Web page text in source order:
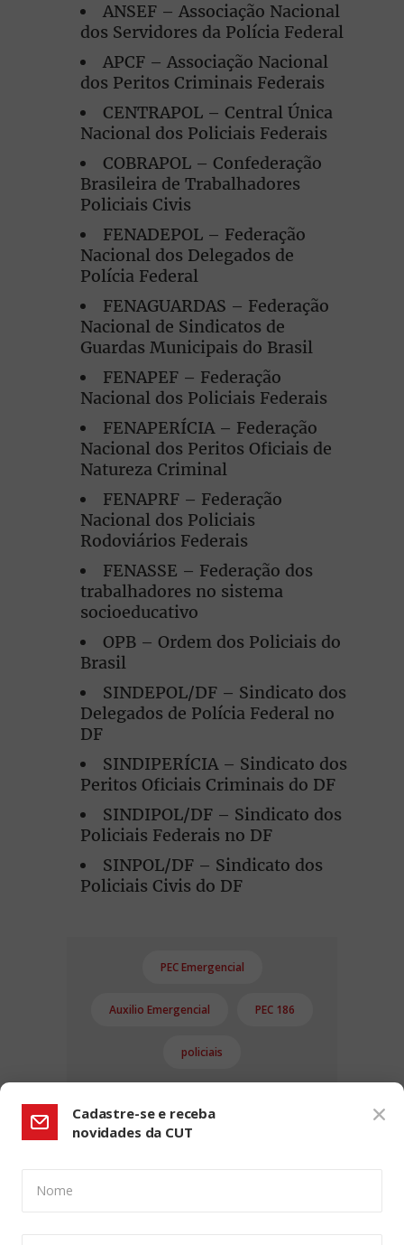
ANSEF – Associação Nacional
dos Servidores da Polícia Federal
APCF – Associação Nacional
dos Peritos Criminais Federais
CENTRAPOL – Central Única
Nacional dos Policiais Federais
COBRAPOL – Confederação
Brasileira de Trabalhadores
Policiais Civis
FENADEPOL – Federação
Nacional dos Delegados de
Polícia Federal
FENAGUARDAS – Federação
Nacional de Sindicatos de
Guardas Municipais do Brasil
FENAPEF – Federação
Nacional dos Policiais Federais
FENAPERÍCIA – Federação
Nacional dos Peritos Oficiais de
Natureza Criminal
FENAPRF – Federação
Nacional dos Policiais
Rodoviários Federais
FENASSE – Federação dos
trabalhadores no sistema
socioeducativo
OPB – Ordem dos Policiais do
Brasil
SINDEPOL/DF – Sindicato dos
Delegados de Polícia Federal no
DF
SINDIPERÍCIA – Sindicato dos
Peritos Oficiais Criminais do DF
SINDIPOL/DF – Sindicato dos
Policiais Federais no DF
SINPOL/DF – Sindicato dos
Policiais Civis do DF
PEC Emergencial
Auxilio Emergencial PEC 186
policiais
Cadastre-se e receba
novidades da CUT
Nome